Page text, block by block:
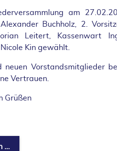
am
Buchholz, 2.
Leitert, Kassenwart
Kin gewählt.
neuen Vorstandsmitglieder
Vertrauen.
Grüßen
…